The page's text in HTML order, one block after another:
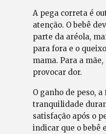
A pega correta é
atenção. O bebê
parte da aréola,
para fora e o
mama. Para a
provocar dor.
O ganho de peso,
tranquilidade
satisfação após o
indicar que o bebê